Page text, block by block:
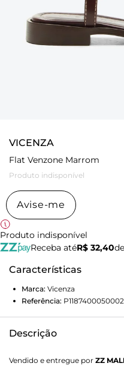
VICENZA
Flat Venzone Marrom
Produto indisponível
Avise-me
Produto indisponível
Receba atéR$ 32,40
Características
Marca: Vicenza
Referência: P1187400050002
Descrição
modelo que une
Vendido e entregue por ZZ